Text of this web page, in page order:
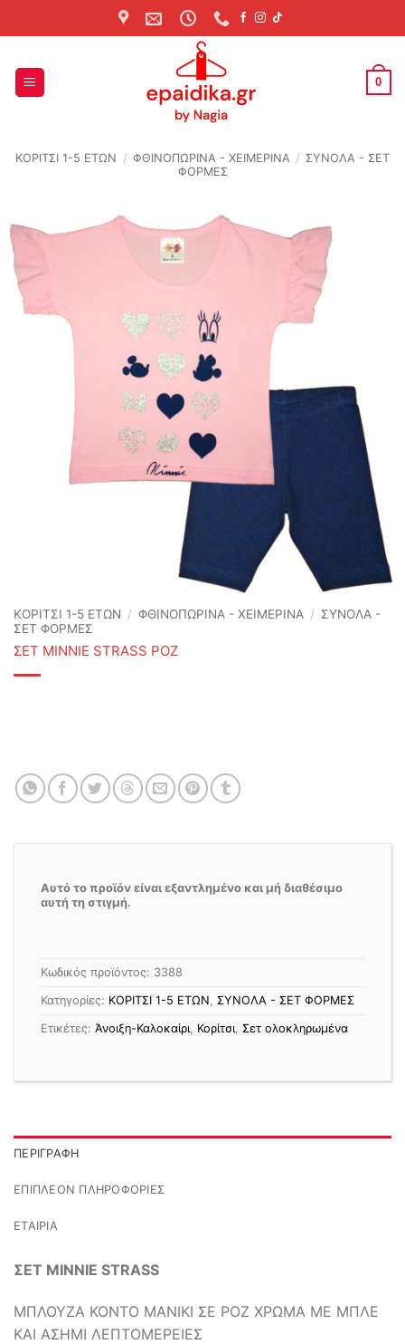
to
0
ΚΟΡΙΤΣΙ 1-5 ΕΤΩΝ / ΦΘΙΝΟΠΩΡΙΝΆ - ΧΕΙΜΕΡΙΝΆ / ΣΥΝΟΛΑ - ΣΕΤ
ΦΟΡΜΕΣ
ΚΟΡΙΤΣΙ 1-5 ΕΤΩΝ / ΦΘΙΝΟΠΩΡΙΝΆ - ΧΕΙΜΕΡΙΝΆ / ΣΥΝΟΛΑ -
ΣΕΤ ΦΟΡΜΕΣ
ΣΕΤ MINNIE STRASS ΡΟΖ
Αυτό το προϊόν είναι εξαντλημένο και μή διαθέσιμο
αυτή τη στιγμή.
Κωδικός προϊόντος: 3388
Κατηγορίες: ΚΟΡΙΤΣΙ 1-5 ΕΤΩΝ, ΣΥΝΟΛΑ - ΣΕΤ ΦΟΡΜΕΣ
Ετικέτες: Άνοιξη-Καλοκαίρι, Κορίτσι, Σετ ολοκληρωμένα
ΠΕΡΙΓΡΑΦΉ
ΕΠΙΠΛΈΟΝ ΠΛΗΡΟΦΟΡΊΕΣ
ΕΤΑΙΡΊΑ
ΣΕΤ MINNIE STRASS
ΜΠΛΟΥΖΑ ΚΟΝΤΟ ΜΑΝΙΚΙ ΣΕ ΡΟΖ ΧΡΩΜΑ ΜΕ ΜΠΛΕ
ΚΑΙ ΑΣΗΜΙ ΛΕΠΤΟΜΕΡΕΙΕΣ